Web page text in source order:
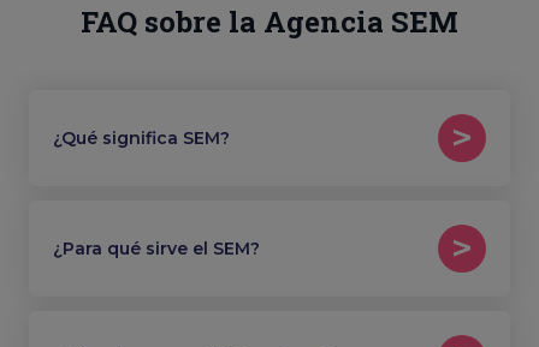
FAQ sobre la Agencia SEM
¿Qué significa SEM?
¿Para qué sirve el SEM?